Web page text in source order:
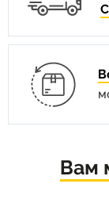
Вам